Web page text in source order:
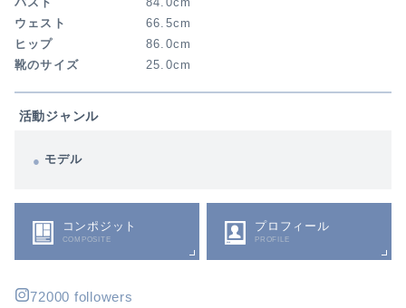
ウェスト
66.5cm
ヒップ
86.0cm
靴のサイズ
25.0cm
活動ジャンル
モデル
コンポジット
COMPOSITE
プロフィール
PROFILE
72000 followers